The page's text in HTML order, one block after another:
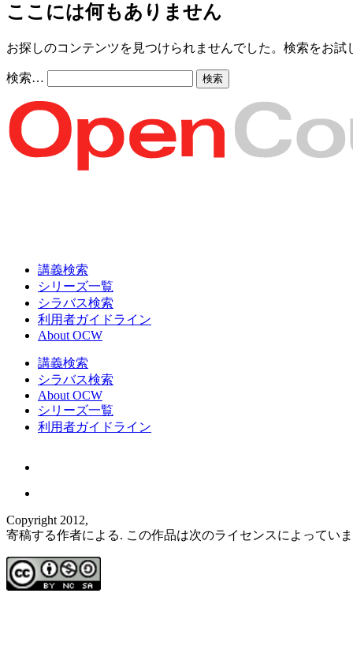
ここには何もありません
お探しのコンテンツを見つけられませんでした。検索をお試
検索…
講義検索
シリーズ一覧
シラバス検索
利用者ガイドライン
About OCW
講義検索
シラバス検索
About OCW
シリーズ一覧
利用者ガイドライン
Copyright 2012,
寄稿する作者による. この作品は次のライセンスによってい